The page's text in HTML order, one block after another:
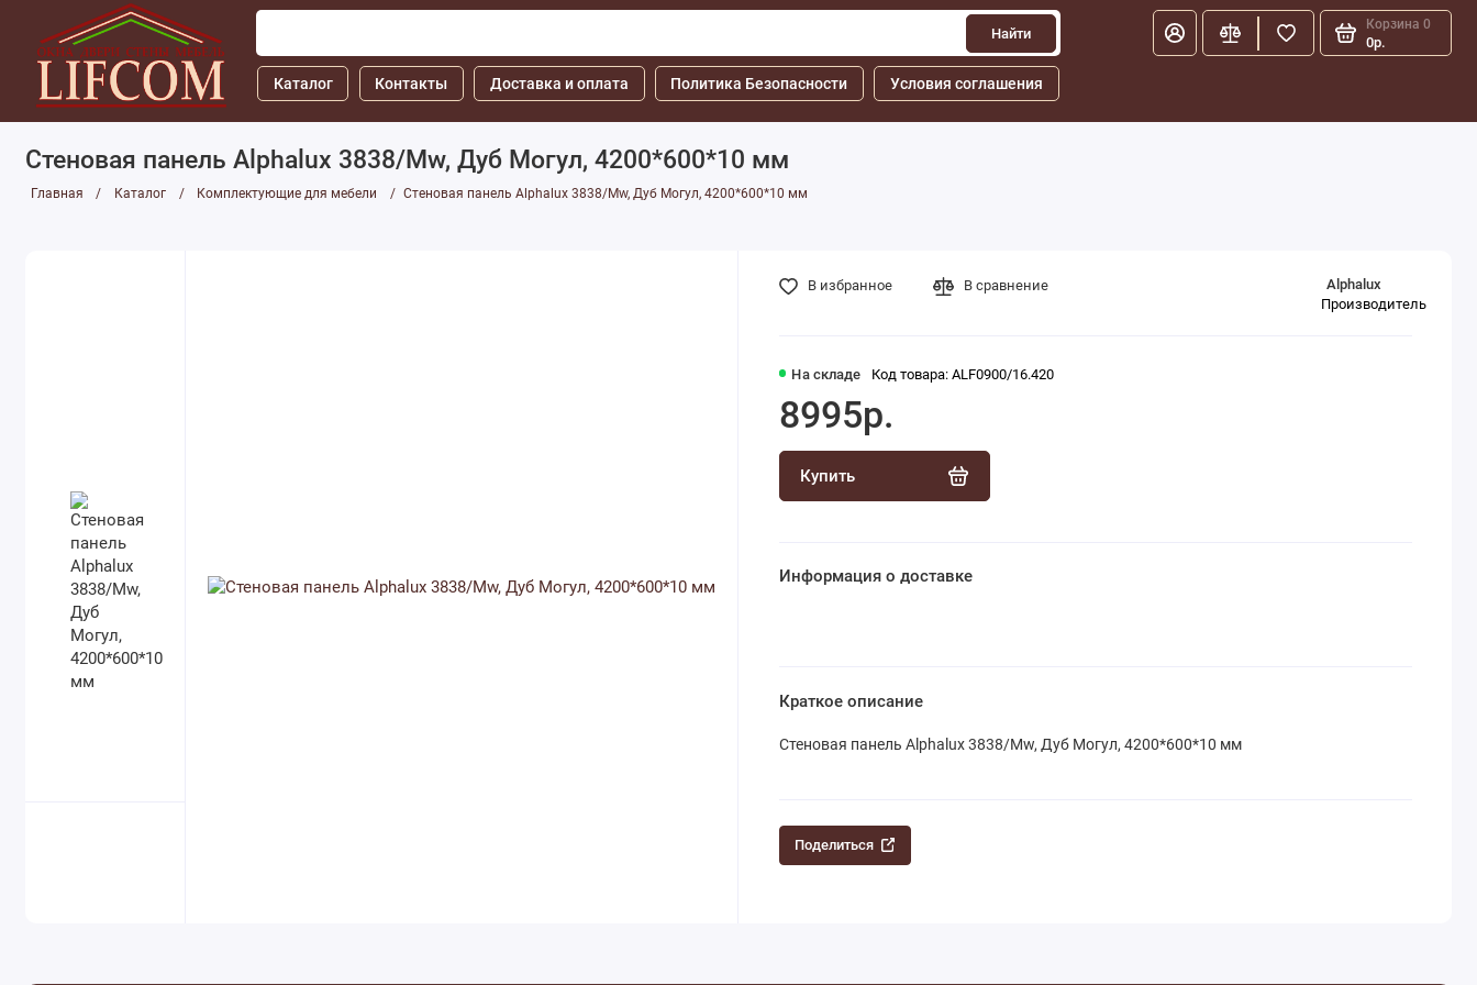
Найти
Корзина 0
0р.
Каталог Контакты Доставка и оплата Политика Безопасности Условия соглашения
Cтеновая панель Alphalux 3838/Mw, Дуб Могул, 4200*600*10 мм
Главная Каталог Комплектующие для мебели Cтеновая панель Alphalux 3838/Mw, Дуб Могул, 4200*600*10 мм
На складе Код товара: ALF0900/16.420
Alphalux
Производитель
8995р.
Купить
В избранное В сравнение
Информация о доставке
Краткое описание
Cтеновая панель Alphalux 3838/Mw, Дуб Могул, 4200*600*10 мм
Поделиться